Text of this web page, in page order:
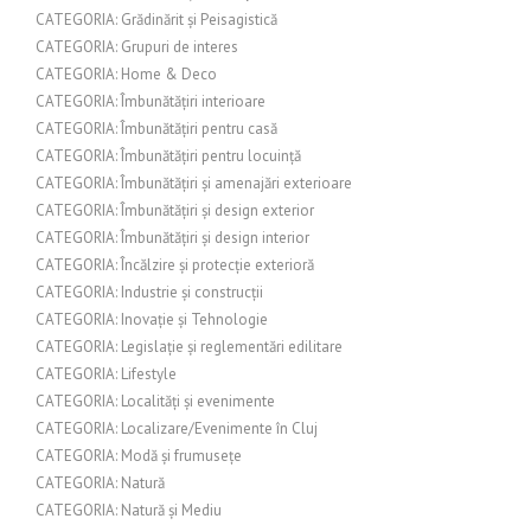
CATEGORIA: Grădinărit și Peisagistică
CATEGORIA: Grupuri de interes
CATEGORIA: Home & Deco
CATEGORIA: Îmbunătățiri interioare
CATEGORIA: Îmbunătățiri pentru casă
CATEGORIA: Îmbunătățiri pentru locuință
CATEGORIA: Îmbunătățiri și amenajări exterioare
CATEGORIA: Îmbunătățiri și design exterior
CATEGORIA: Îmbunătățiri și design interior
CATEGORIA: Încălzire și protecție exterioră
CATEGORIA: Industrie și construcții
CATEGORIA: Inovație și Tehnologie
CATEGORIA: Legislație și reglementări edilitare
CATEGORIA: Lifestyle
CATEGORIA: Localități și evenimente
CATEGORIA: Localizare/Evenimente în Cluj
CATEGORIA: Modă și frumusețe
CATEGORIA: Natură
CATEGORIA: Natură și Mediu